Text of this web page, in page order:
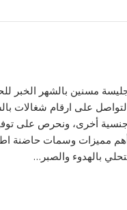
جليسة مسنين بالشهر
على ارقام شغالات
أخرى، ونحرص على
مميزات وسمات حاضنة
بالهدوء والصبر…